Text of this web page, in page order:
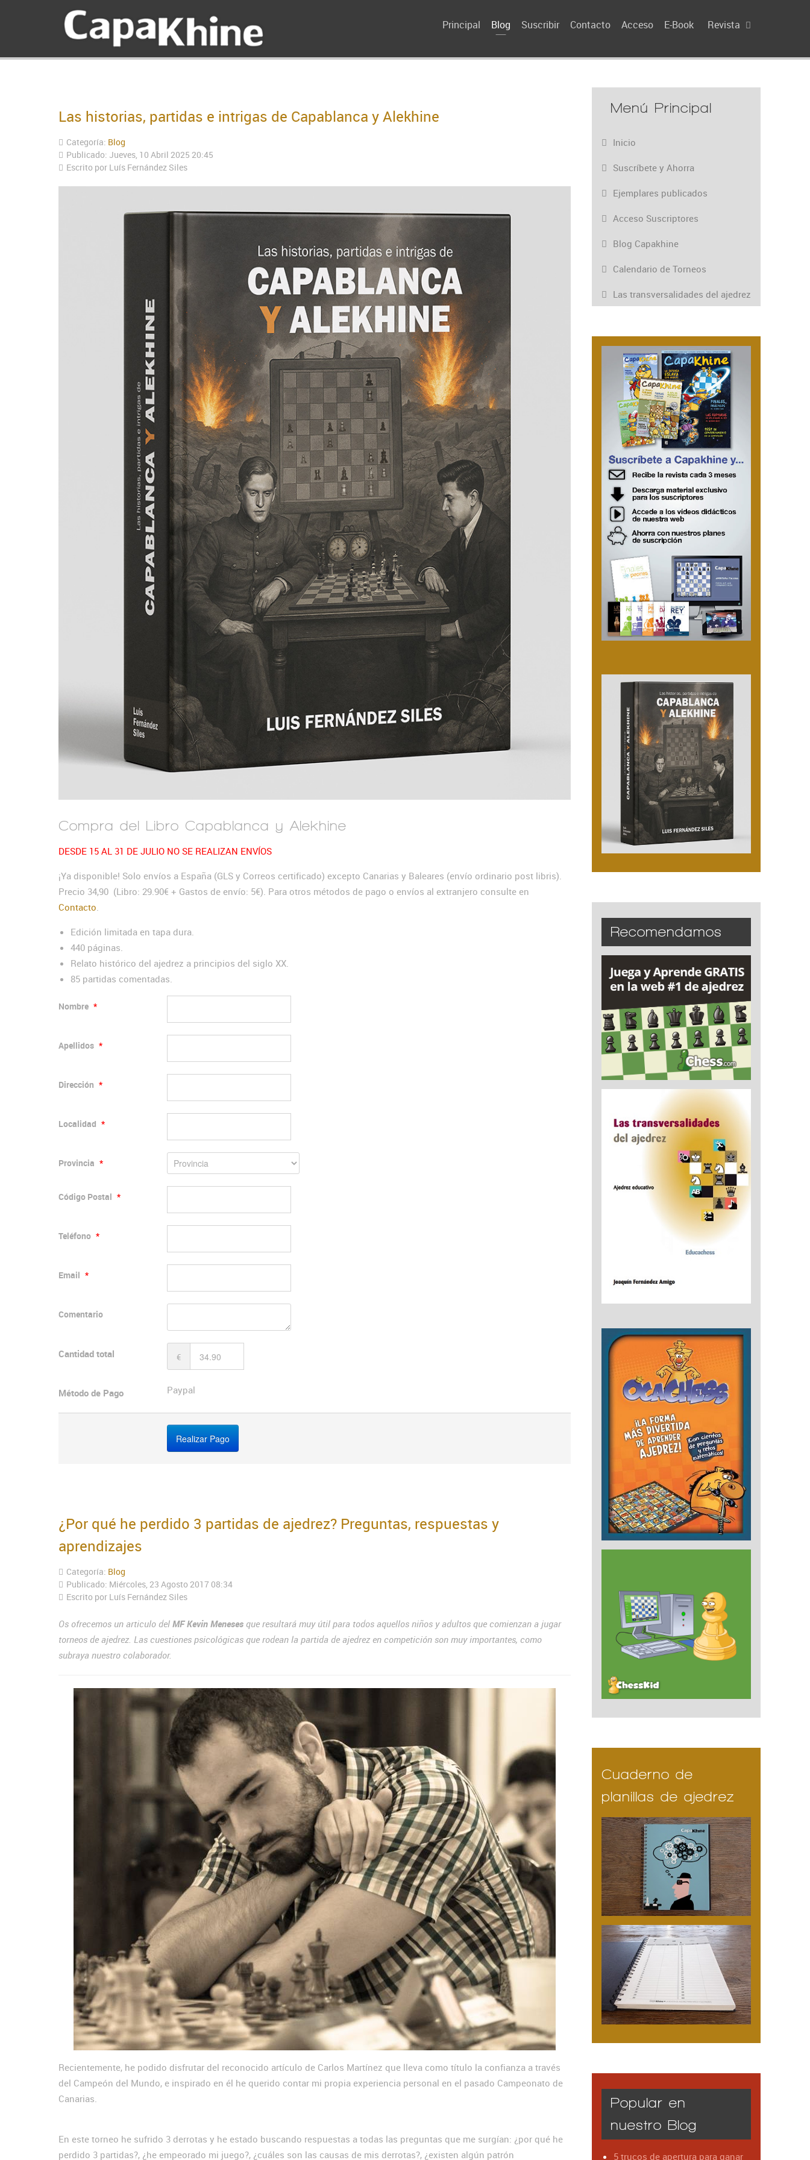
Principal Blog Suscribir Contacto Acceso E-Book Revista
Las historias, partidas e intrigas de Capablanca y Alekhine
Categoría: Blog
Publicado: Jueves, 10 Abril 2025 20:45
Escrito por Luís Fernández Siles
Compra del Libro Capablanca y Alekhine
DESDE 15 AL 31 DE JULIO NO SE REALIZAN ENVÍOS
¡Ya disponible! Solo envíos a España (GLS y Correos certificado) excepto Canarias y Baleares (envío ordinario post libris).
Precio 34,90 (Libro: 29.90€ + Gastos de envío: 5€). Para otros métodos de pago o envíos al extranjero consulte en
Contacto.
Edición limitada en tapa dura.
440 páginas.
Relato histórico del ajedrez a principios del siglo XX.
85 partidas comentadas.
Nombre *
Apellidos *
Dirección *
Localidad *
Provincia *
Código Postal *
Teléfono *
Email *
Comentario
Cantidad total €
Método de Pago Paypal
¿Por qué he perdido 3 partidas de ajedrez? Preguntas, respuestas y
aprendizajes
Categoría: Blog
Publicado: Miércoles, 23 Agosto 2017 08:34
Escrito por Luís Fernández Siles
Os ofrecemos un articulo del MF Kevin Meneses que resultará muy útil para todos aquellos niños y adultos que comienzan a jugar
torneos de ajedrez. Las cuestiones psicológicas que rodean la partida de ajedrez en competición son muy importantes, como
subraya nuestro colaborador.
Recientemente, he podido disfrutar del reconocido artículo de Carlos Martínez que lleva como título la confianza a través
del Campeón del Mundo, e inspirado en él he querido contar mi propia experiencia personal en el pasado Campeonato de
Canarias.
En este torneo he sufrido 3 derrotas y he estado buscando respuestas a todas las preguntas que me surgían: ¿por qué he
perdido 3 partidas?, ¿he empeorado mi juego?, ¿cuáles son las causas de mis derrotas?, ¿existen algún patrón
Menú Principal
Inicio
Suscríbete y Ahorra
Ejemplares publicados
Acceso Suscriptores
Blog Capakhine
Calendario de Torneos
Las transversalidades del ajedrez
Recomendamos
Cuaderno de
planillas de ajedrez
Popular en
nuestro Blog
5 trucos de apertura para ganar